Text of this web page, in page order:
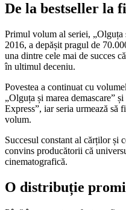
De la bestseller la
Primul volum al seriei,
2016, a depășit pragul de
una dintre cele mai de succes
în ultimul deceniu.
Povestea a continuat cu
„Olguța și marea demascare”
Express”, iar seria urmează să
volum.
Succesul constant al cărților și
convins producătorii că
cinematografică.
O distribuție